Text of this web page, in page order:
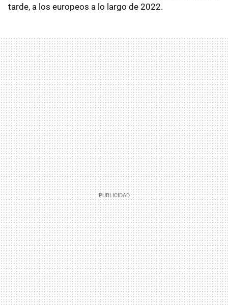
tarde, a los europeos a lo largo de 2022.